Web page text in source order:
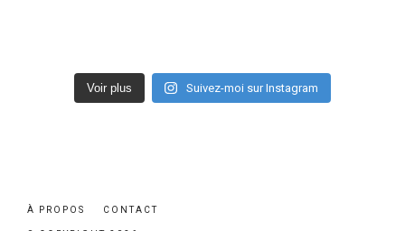
Voir plus Suivez-moi sur Instagram
À PROPOS CONTACT